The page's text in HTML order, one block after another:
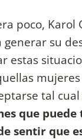
poco, Karol
su
estas
tal cual
que puede
sentir que